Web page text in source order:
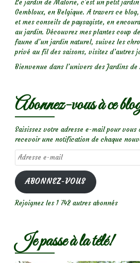
Le jardin de Malorie, c'est un petit
Gembloux, en Belgique. A travers ce
et mes conseils de paysagiste, en
au jardin. Découvrez mes plantes coup
faune d’un jardin naturel, suivez les
privé au fil des saisons, visitez d’autres
Bienvenue dans l’univers des Jardins
Abonnez-vous à ce
Saisissez votre adresse e-mail pour vous
recevoir une notification de chaque
Adresse
e-
mail
ABONNEZ-VOUS
Rejoignez les 1 742 autres abonnés
Je passe à la télé!